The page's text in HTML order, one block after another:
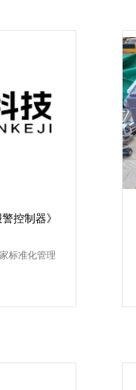
控制器》
标准化管理